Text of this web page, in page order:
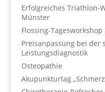
Erfolgreiches Triathlon-
Münster
Flossing-Tagesworkshop
Preisanpassung bei der
Leistungsdiagnostik
Osteopathie
Akupunkturtag